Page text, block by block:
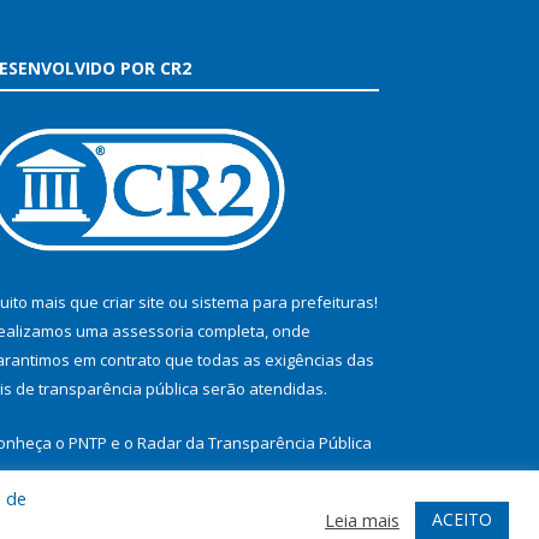
POR CR2
mais que criar site ou sistema para prefeituras!
uma assessoria completa, onde
em contrato que todas as exigências das
de transparência pública serão atendidas.
o PNTP e o Radar da Transparência Pública
de
Leia mais ACEITO